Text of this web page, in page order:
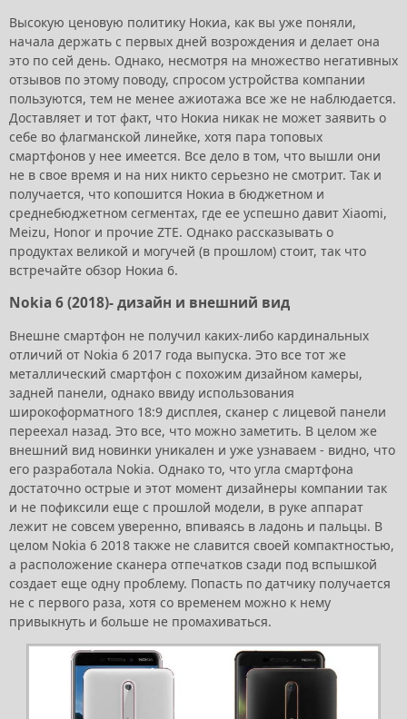
Высокую ценовую политику Нокиа, как вы уже поняли,
начала держать с первых дней возрождения и делает она
это по сей день. Однако, несмотря на множество негативных
отзывов по этому поводу, спросом устройства компании
пользуются, тем не менее ажиотажа все же не наблюдается.
Доставляет и тот факт, что Нокиа никак не может заявить о
себе во флагманской линейке, хотя пара топовых
смартфонов у нее имеется. Все дело в том, что вышли они
не в свое время и на них никто серьезно не смотрит. Так и
получается, что копошится Нокиа в бюджетном и
среднебюджетном сегментах, где ее успешно давит Xiaomi,
Meizu, Honor и прочие ZTE. Однако рассказывать о
продуктах великой и могучей (в прошлом) стоит, так что
встречайте обзор Нокиа 6.
Nokia 6 (2018)- дизайн и внешний вид
Внешне смартфон не получил каких-либо кардинальных
отличий от Nokia 6 2017 года выпуска. Это все тот же
металлический смартфон с похожим дизайном камеры,
задней панели, однако ввиду использования
широкоформатного 18:9 дисплея, сканер с лицевой панели
переехал назад. Это все, что можно заметить. В целом же
внешний вид новинки уникален и уже узнаваем - видно, что
его разработала Nokia. Однако то, что угла смартфона
достаточно острые и этот момент дизайнеры компании так
и не пофиксили еще с прошлой модели, в руке аппарат
лежит не совсем уверенно, впиваясь в ладонь и пальцы. В
целом Nokia 6 2018 также не славится своей компактностью,
а расположение сканера отпечатков сзади под вспышкой
создает еще одну проблему. Попасть по датчику получается
не с первого раза, хотя со временем можно к нему
привыкнуть и больше не промахиваться.